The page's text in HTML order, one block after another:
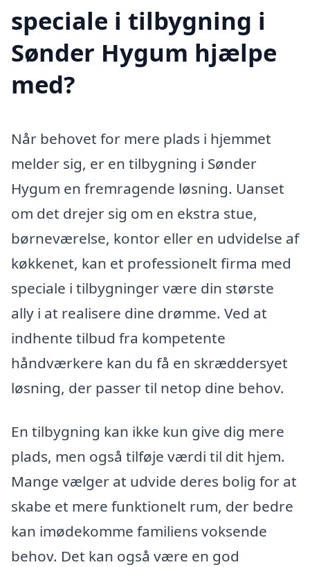
speciale i tilbygning i
Sønder Hygum hjælpe
med?
Når behovet for mere plads i hjemmet
melder sig, er en tilbygning i Sønder
Hygum en fremragende løsning. Uanset
om det drejer sig om en ekstra stue,
børneværelse, kontor eller en udvidelse af
køkkenet, kan et professionelt firma med
speciale i tilbygninger være din største
ally i at realisere dine drømme. Ved at
indhente tilbud fra kompetente
håndværkere kan du få en skræddersyet
løsning, der passer til netop dine behov.
En tilbygning kan ikke kun give dig mere
plads, men også tilføje værdi til dit hjem.
Mange vælger at udvide deres bolig for at
skabe et mere funktionelt rum, der bedre
kan imødekomme familiens voksende
behov. Det kan også være en god